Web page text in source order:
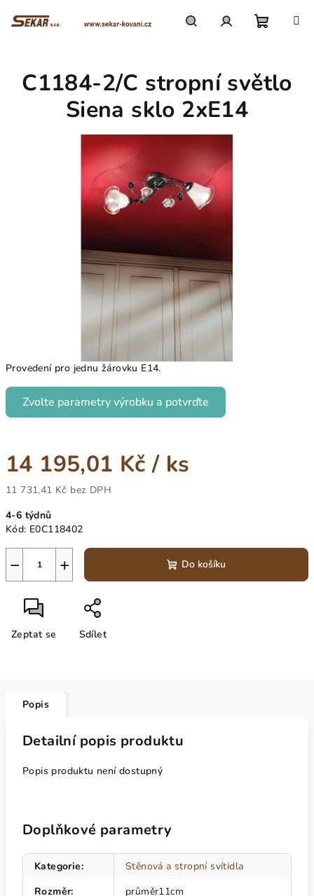
košík
Provedení pro jednu žárovku E14.
Zvolte parametry výrobku a potvrďte
14 195,01 Kč / ks
11 731,41 Kč bez DPH
cena:
4-6 týdnů
Kód: E0C118402
+
− Do košíku
Zeptat se Sdílet
C1184-2/C stropní světlo
Siena sklo 2xE14
Popis
Detailní popis produktu
Popis produktu není dostupný
Doplňkové parametry
Kategorie:
Stěnová a stropní svítidla
Rozměr: průměr11cm